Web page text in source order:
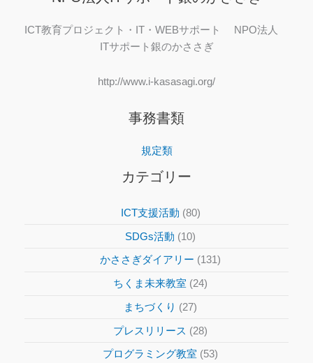
ICT教育プロジェクト・IT・WEBサポート NPO法人
ITサポート銀のかささぎ
http://www.i-kasasagi.org/
事務書類
規定類
カテゴリー
ICT支援活動 (80)
SDGs活動 (10)
かささぎダイアリー (131)
ちくま未来教室 (24)
まちづくり (27)
プレスリリース (28)
プログラミング教室 (53)